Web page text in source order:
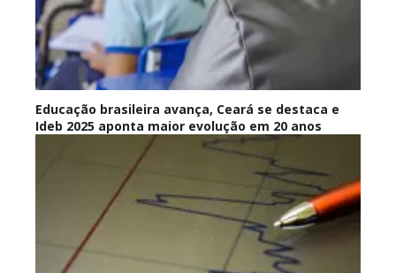
Educação brasileira avança, Ceará se destaca e
Ideb 2025 aponta maior evolução em 20 anos